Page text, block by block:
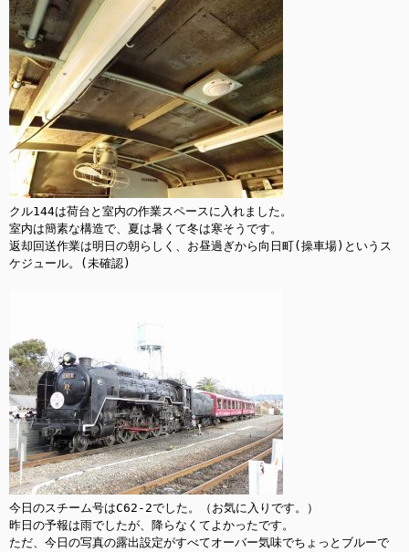
クル144は荷台と室内の作業スペースに入れました。
室内は簡素な構造で、夏は暑くて冬は寒そうです。
返却回送作業は明日の朝らしく、お昼過ぎから向日町(操車場)というス
ケジュール。(未確認)
今日のスチーム号はC62-2でした。（お気に入りです。）
昨日の予報は雨でしたが、降らなくてよかったです。
ただ、今日の写真の露出設定がすべてオーバー気味でちょっとブルーで